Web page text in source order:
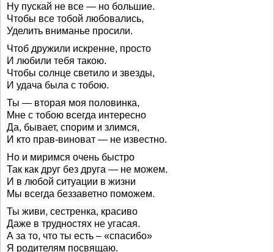
Ну пускай не все — но большие.
Чтобы все тобой любовались,
Уделить вниманье просили.
Чтоб дружили искренне, просто
И любили тебя такою.
Чтобы солнце светило и звезды,
И удача была с тобою.
Ты — вторая моя половинка,
Мне с тобою всегда интересно
Да, бывает, спорим и злимся,
И кто прав-виноват — не известно.
Но и миримся очень быстро
Так как друг без друга — не можем.
И в любой ситуации в жизни
Мы всегда беззаветно поможем.
Ты живи, сестренка, красиво
Даже в трудностях не угасая.
А за то, что ты есть – «спасибо»
Я родителям посвящаю.